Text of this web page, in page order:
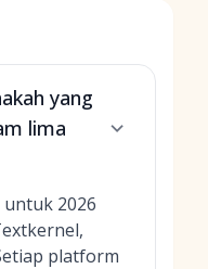
yang
lima
2026
platform